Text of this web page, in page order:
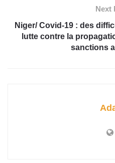
Next
Niger/ Covid-19 : des
lutte contre la
sanctions